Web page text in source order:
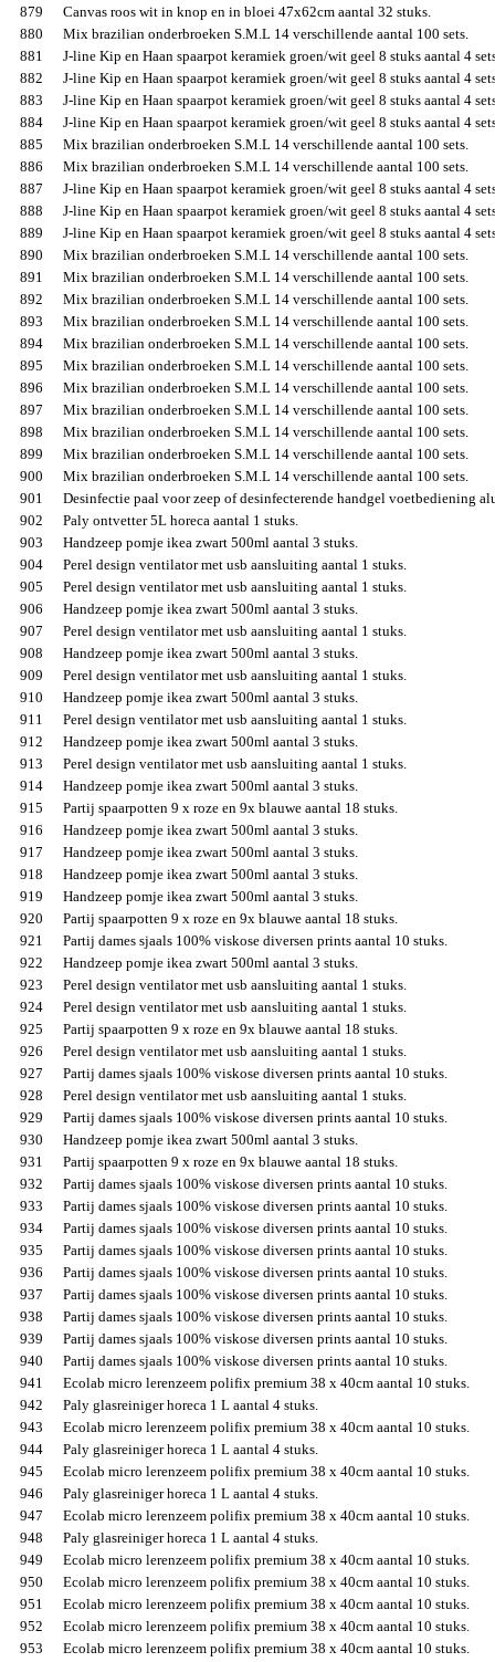
879
Canvas roos wit in knop en in bloei 47x62cm aantal 32 stuks.
880
Mix brazilian onderbroeken S.M.L 14 verschillende aantal 100 sets.
881
J-line Kip en Haan spaarpot keramiek groen/wit geel 8 stuks aantal 4
882
J-line Kip en Haan spaarpot keramiek groen/wit geel 8 stuks aantal 4
883
J-line Kip en Haan spaarpot keramiek groen/wit geel 8 stuks aantal 4
884
J-line Kip en Haan spaarpot keramiek groen/wit geel 8 stuks aantal 4
885
Mix brazilian onderbroeken S.M.L 14 verschillende aantal 100 sets.
886
Mix brazilian onderbroeken S.M.L 14 verschillende aantal 100 sets.
887
J-line Kip en Haan spaarpot keramiek groen/wit geel 8 stuks aantal 4
888
J-line Kip en Haan spaarpot keramiek groen/wit geel 8 stuks aantal 4
889
J-line Kip en Haan spaarpot keramiek groen/wit geel 8 stuks aantal 4
890
Mix brazilian onderbroeken S.M.L 14 verschillende aantal 100 sets.
891
Mix brazilian onderbroeken S.M.L 14 verschillende aantal 100 sets.
892
Mix brazilian onderbroeken S.M.L 14 verschillende aantal 100 sets.
893
Mix brazilian onderbroeken S.M.L 14 verschillende aantal 100 sets.
894
Mix brazilian onderbroeken S.M.L 14 verschillende aantal 100 sets.
895
Mix brazilian onderbroeken S.M.L 14 verschillende aantal 100 sets.
896
Mix brazilian onderbroeken S.M.L 14 verschillende aantal 100 sets.
897
Mix brazilian onderbroeken S.M.L 14 verschillende aantal 100 sets.
898
Mix brazilian onderbroeken S.M.L 14 verschillende aantal 100 sets.
899
Mix brazilian onderbroeken S.M.L 14 verschillende aantal 100 sets.
900
Mix brazilian onderbroeken S.M.L 14 verschillende aantal 100 sets.
901
Desinfectie paal voor zeep of desinfecterende handgel voetbediening
902
Paly ontvetter 5L horeca aantal 1 stuks.
903
Handzeep pomje ikea zwart 500ml aantal 3 stuks.
904
Perel design ventilator met usb aansluiting aantal 1 stuks.
905
Perel design ventilator met usb aansluiting aantal 1 stuks.
906
Handzeep pomje ikea zwart 500ml aantal 3 stuks.
907
Perel design ventilator met usb aansluiting aantal 1 stuks.
908
Handzeep pomje ikea zwart 500ml aantal 3 stuks.
909
Perel design ventilator met usb aansluiting aantal 1 stuks.
910
Handzeep pomje ikea zwart 500ml aantal 3 stuks.
911
Perel design ventilator met usb aansluiting aantal 1 stuks.
912
Handzeep pomje ikea zwart 500ml aantal 3 stuks.
913
Perel design ventilator met usb aansluiting aantal 1 stuks.
914
Handzeep pomje ikea zwart 500ml aantal 3 stuks.
915
Partij spaarpotten 9 x roze en 9x blauwe aantal 18 stuks.
916
Handzeep pomje ikea zwart 500ml aantal 3 stuks.
917
Handzeep pomje ikea zwart 500ml aantal 3 stuks.
918
Handzeep pomje ikea zwart 500ml aantal 3 stuks.
919
Handzeep pomje ikea zwart 500ml aantal 3 stuks.
920
Partij spaarpotten 9 x roze en 9x blauwe aantal 18 stuks.
921
Partij dames sjaals 100% viskose diversen prints aantal 10 stuks.
922
Handzeep pomje ikea zwart 500ml aantal 3 stuks.
923
Perel design ventilator met usb aansluiting aantal 1 stuks.
924
Perel design ventilator met usb aansluiting aantal 1 stuks.
925
Partij spaarpotten 9 x roze en 9x blauwe aantal 18 stuks.
926
Perel design ventilator met usb aansluiting aantal 1 stuks.
927
Partij dames sjaals 100% viskose diversen prints aantal 10 stuks.
928
Perel design ventilator met usb aansluiting aantal 1 stuks.
929
Partij dames sjaals 100% viskose diversen prints aantal 10 stuks.
930
Handzeep pomje ikea zwart 500ml aantal 3 stuks.
931
Partij spaarpotten 9 x roze en 9x blauwe aantal 18 stuks.
932
Partij dames sjaals 100% viskose diversen prints aantal 10 stuks.
933
Partij dames sjaals 100% viskose diversen prints aantal 10 stuks.
934
Partij dames sjaals 100% viskose diversen prints aantal 10 stuks.
935
Partij dames sjaals 100% viskose diversen prints aantal 10 stuks.
936
Partij dames sjaals 100% viskose diversen prints aantal 10 stuks.
937
Partij dames sjaals 100% viskose diversen prints aantal 10 stuks.
938
Partij dames sjaals 100% viskose diversen prints aantal 10 stuks.
939
Partij dames sjaals 100% viskose diversen prints aantal 10 stuks.
940
Partij dames sjaals 100% viskose diversen prints aantal 10 stuks.
941
Ecolab micro lerenzeem polifix premium 38 x 40cm aantal 10 stuks.
942
Paly glasreiniger horeca 1 L aantal 4 stuks.
943
Ecolab micro lerenzeem polifix premium 38 x 40cm aantal 10 stuks.
944
Paly glasreiniger horeca 1 L aantal 4 stuks.
945
Ecolab micro lerenzeem polifix premium 38 x 40cm aantal 10 stuks.
946
Paly glasreiniger horeca 1 L aantal 4 stuks.
947
Ecolab micro lerenzeem polifix premium 38 x 40cm aantal 10 stuks.
948
Paly glasreiniger horeca 1 L aantal 4 stuks.
949
Ecolab micro lerenzeem polifix premium 38 x 40cm aantal 10 stuks.
950
Ecolab micro lerenzeem polifix premium 38 x 40cm aantal 10 stuks.
951
Ecolab micro lerenzeem polifix premium 38 x 40cm aantal 10 stuks.
952
Ecolab micro lerenzeem polifix premium 38 x 40cm aantal 10 stuks.
953
Ecolab micro lerenzeem polifix premium 38 x 40cm aantal 10 stuks.